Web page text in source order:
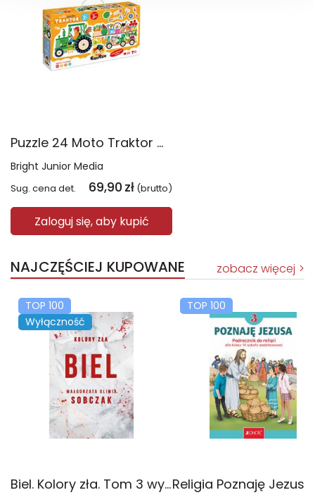
Puzzle 24 Moto Traktor CzuCzu
Bright Junior Media
Sug. cena det. 69,90 zł (brutto)
Zaloguj się, aby kupić
NAJCZĘŚCIEJ KUPOWANE zobacz więcej
TOP 100
Wyłączność
Biel. Kolory zła. Tom 3 wyd. 2025
TOP 100